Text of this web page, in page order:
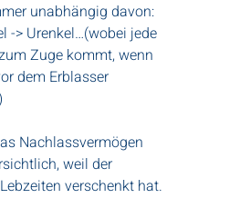
unabhängig davon:
-> Urenkel…(wobei jede
Zuge kommt, wenn
dem Erblasser
Nachlassvermögen
weil der
verschenkt hat.